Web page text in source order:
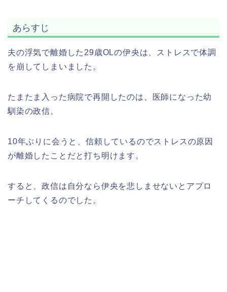
あらすじ
夫の浮気で離婚した29歳OLの伊央は、ストレスで体調
を崩してしまいました。
たまたま入った病院で再開したのは、医師になった幼
馴染の政信。
10年ぶりに会うと、信頼しているのでストレスの原因
が離婚したことだと打ち明けます。
すると、政信は自分なら伊央を悲しませないとアプロ
ーチしてくるのでした。